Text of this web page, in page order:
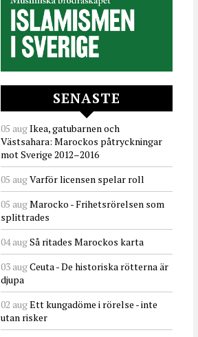
SENASTE
05 augIkea, gatubarnen och
Västsahara: Marockos påtryckningar
mot Sverige 2012–2016
05 augVarför licensen spelar roll
05 augMarocko - Frihetsrörelsen som
splittrades
04 augSå ritades Marockos karta
03 augCeuta - De historiska rötterna är
djupa
02 augEtt kungadöme i rörelse - inte
utan risker